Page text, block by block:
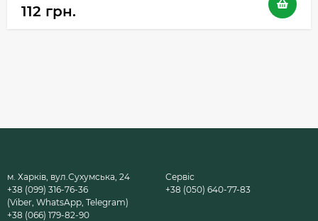
112 грн.
м. Харків, вул.Сухумська, 24
+38 (099) 316-76-36
(Viber, WhatsApp, Telegram)
+38 (066) 179-82-90
Сервіс
+38 (050) 640-77-83